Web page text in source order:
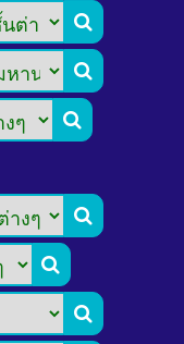





